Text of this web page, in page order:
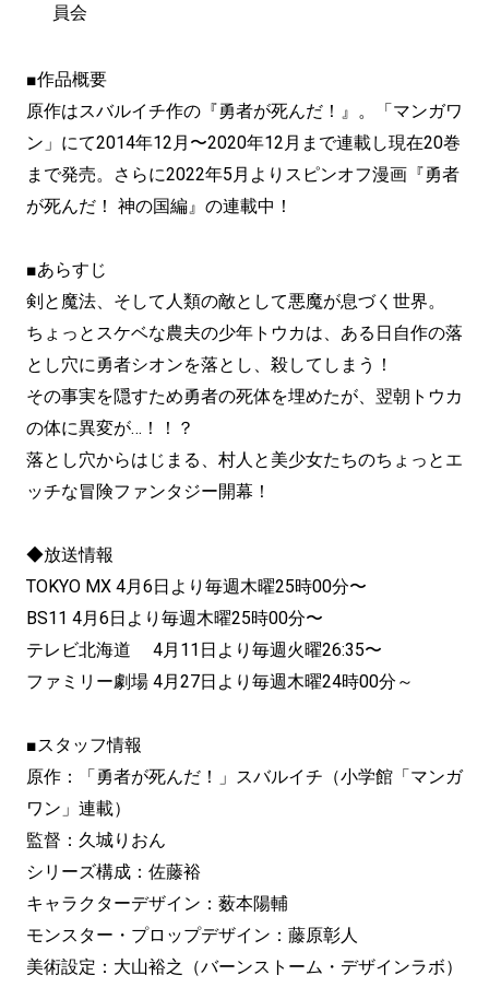
員会
■作品概要
原作はスバルイチ作の『勇者が死んだ！』。「マンガワ
ン」にて2014年12月〜2020年12月まで連載し現在20巻
まで発売。さらに2022年5月よりスピンオフ漫画『勇者
が死んだ！ 神の国編』の連載中！
■あらすじ
剣と魔法、そして人類の敵として悪魔が息づく世界。
ちょっとスケベな農夫の少年トウカは、ある日自作の落
とし穴に勇者シオンを落とし、殺してしまう！
その事実を隠すため勇者の死体を埋めたが、翌朝トウカ
の体に異変が…！！？
落とし穴からはじまる、村人と美少女たちのちょっとエ
ッチな冒険ファンタジー開幕！
◆放送情報
TOKYO MX 4月6日より毎週木曜25時00分〜
BS11 4月6日より毎週木曜25時00分〜
テレビ北海道 4月11日より毎週火曜26:35〜
ファミリー劇場 4月27日より毎週木曜24時00分～
■スタッフ情報
原作：「勇者が死んだ！」スバルイチ（小学館「マンガ
ワン」連載）
監督：久城りおん
シリーズ構成：佐藤裕
キャラクターデザイン：薮本陽輔
モンスター・プロップデザイン：藤原彰人
美術設定：大山裕之（バーンストーム・デザインラボ）